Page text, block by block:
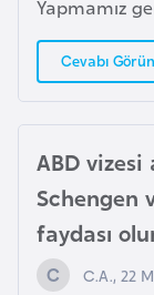
Yapmamız
Cevabı
ABD
Schengen
faydası
C.A., 22
i
b
t
i
Ç
i
n